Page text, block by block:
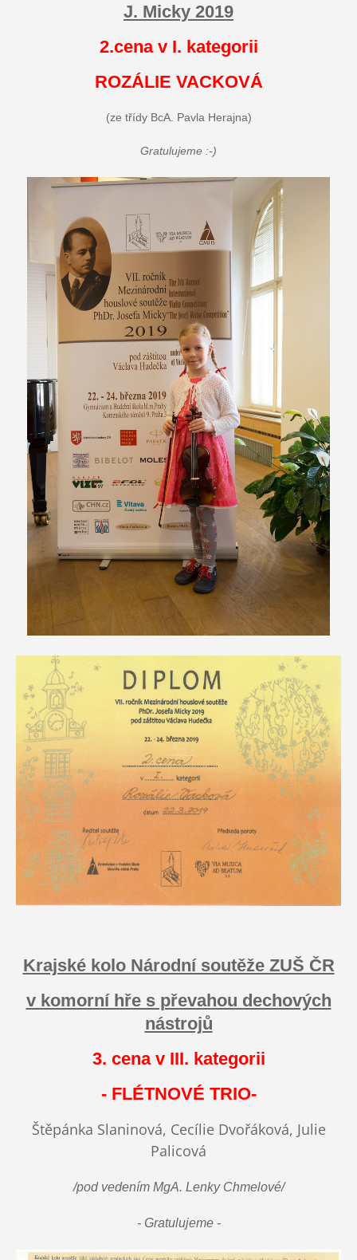
J. Micky 2019
2.cena v I. kategorii
ROZÁLIE VACKOVÁ
(ze třídy BcA. Pavla Herajna)
Gratulujeme :-)
Krajské kolo Národní soutěže ZUŠ ČR
v komorní hře s převahou dechových
nástrojů
3. cena v III. kategorii
- FLÉTNOVÉ TRIO-
Štěpánka Slaninová, Cecílie Dvořáková, Julie
Palicová
/pod vedením MgA. Lenky Chmelové/
- Gratulujeme -